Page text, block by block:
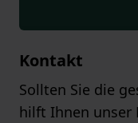
Kontakt
Sollten Sie die
hilft Ihnen unser